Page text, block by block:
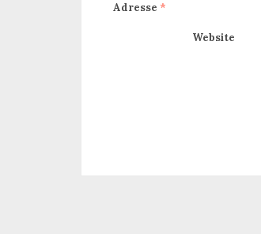
Adresse *
Website